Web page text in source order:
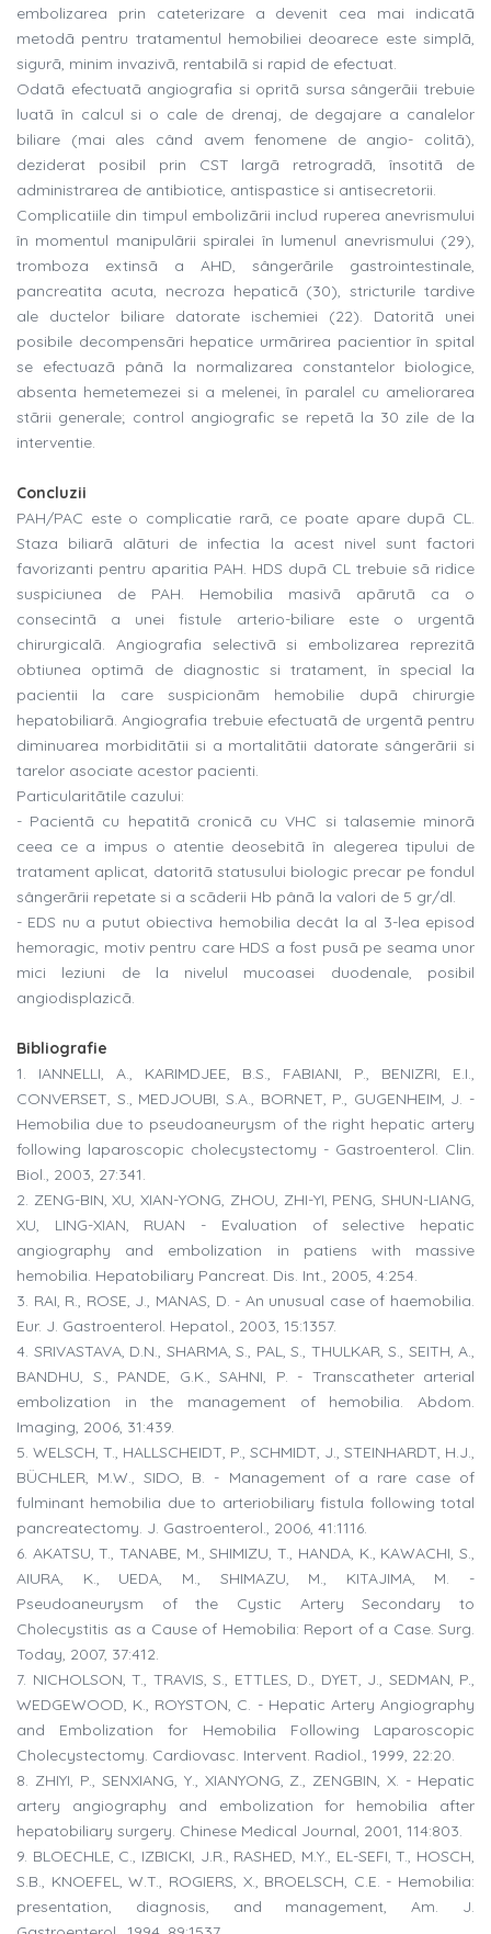
embolizarea prin cateterizare a devenit cea mai indicatã
metodã pentru tratamentul hemobiliei deoarece este simplã,
sigurã, minim invazivã, rentabilã si rapid de efectuat.
Odatã efectuatã angiografia si opritã sursa sângerãii trebuie
luatã în calcul si o cale de drenaj, de degajare a canalelor
biliare (mai ales când avem fenomene de angio- colitã),
deziderat posibil prin CST largã retrogradã, însotitã de
administrarea de antibiotice, antispastice si antisecretorii.
Complicatiile din timpul embolizãrii includ ruperea anevrismului
în momentul manipulãrii spiralei în lumenul anevrismului (29),
tromboza extinsã a AHD, sângerãrile gastrointestinale,
pancreatita acuta, necroza hepaticã (30), stricturile tardive
ale ductelor biliare datorate ischemiei (22). Datoritã unei
posibile decompensãri hepatice urmãrirea pacientior în spital
se efectuazã pânã la normalizarea constantelor biologice,
absenta hemetemezei si a melenei, în paralel cu ameliorarea
stãrii generale; control angiografic se repetã la 30 zile de la
interventie.
Concluzii
PAH/PAC este o complicatie rarã, ce poate apare dupã CL.
Staza biliarã alãturi de infectia la acest nivel sunt factori
favorizanti pentru aparitia PAH. HDS dupã CL trebuie sã ridice
suspiciunea de PAH. Hemobilia masivã apãrutã ca o
consecintã a unei fistule arterio-biliare este o urgentã
chirurgicalã. Angiografia selectivã si embolizarea reprezitã
obtiunea optimã de diagnostic si tratament, în special la
pacientii la care suspicionãm hemobilie dupã chirurgie
hepatobiliarã. Angiografia trebuie efectuatã de urgentã pentru
diminuarea morbiditãtii si a mortalitãtii datorate sângerãrii si
tarelor asociate acestor pacienti.
Particularitãtile cazului:
- Pacientã cu hepatitã cronicã cu VHC si talasemie minorã
ceea ce a impus o atentie deosebitã în alegerea tipului de
tratament aplicat, datoritã statusului biologic precar pe fondul
sângerãrii repetate si a scãderii Hb pânã la valori de 5 gr/dl.
- EDS nu a putut obiectiva hemobilia decât la al 3-lea episod
hemoragic, motiv pentru care HDS a fost pusã pe seama unor
mici leziuni de la nivelul mucoasei duodenale, posibil
angiodisplazicã.
Bibliografie
1. IANNELLI, A., KARIMDJEE, B.S., FABIANI, P., BENIZRI, E.I.,
CONVERSET, S., MEDJOUBI, S.A., BORNET, P., GUGENHEIM, J. -
Hemobilia due to pseudoaneurysm of the right hepatic artery
following laparoscopic cholecystectomy - Gastroenterol. Clin.
Biol., 2003, 27:341.
2. ZENG-BIN, XU, XIAN-YONG, ZHOU, ZHI-YI, PENG, SHUN-LIANG,
XU, LING-XIAN, RUAN - Evaluation of selective hepatic
angiography and embolization in patiens with massive
hemobilia. Hepatobiliary Pancreat. Dis. Int., 2005, 4:254.
3. RAI, R., ROSE, J., MANAS, D. - An unusual case of haemobilia.
Eur. J. Gastroenterol. Hepatol., 2003, 15:1357.
4. SRIVASTAVA, D.N., SHARMA, S., PAL, S., THULKAR, S., SEITH, A.,
BANDHU, S., PANDE, G.K., SAHNI, P. - Transcatheter arterial
embolization in the management of hemobilia. Abdom.
Imaging, 2006, 31:439.
5. WELSCH, T., HALLSCHEIDT, P., SCHMIDT, J., STEINHARDT, H.J.,
BÜCHLER, M.W., SIDO, B. - Management of a rare case of
fulminant hemobilia due to arteriobiliary fistula following total
pancreatectomy. J. Gastroenterol., 2006, 41:1116.
6. AKATSU, T., TANABE, M., SHIMIZU, T., HANDA, K., KAWACHI, S.,
AIURA, K., UEDA, M., SHIMAZU, M., KITAJIMA, M. -
Pseudoaneurysm of the Cystic Artery Secondary to
Cholecystitis as a Cause of Hemobilia: Report of a Case. Surg.
Today, 2007, 37:412.
7. NICHOLSON, T., TRAVIS, S., ETTLES, D., DYET, J., SEDMAN, P.,
WEDGEWOOD, K., ROYSTON, C. - Hepatic Artery Angiography
and Embolization for Hemobilia Following Laparoscopic
Cholecystectomy. Cardiovasc. Intervent. Radiol., 1999, 22:20.
8. ZHIYI, P., SENXIANG, Y., XIANYONG, Z., ZENGBIN, X. - Hepatic
artery angiography and embolization for hemobilia after
hepatobiliary surgery. Chinese Medical Journal, 2001, 114:803.
9. BLOECHLE, C., IZBICKI, J.R., RASHED, M.Y., EL-SEFI, T., HOSCH,
S.B., KNOEFEL, W.T., ROGIERS, X., BROELSCH, C.E. - Hemobilia:
presentation, diagnosis, and management, Am. J.